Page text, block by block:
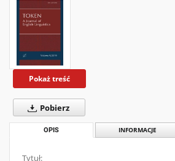
Pokaż treść
Pobierz
OPIS INFORMACJE
Tytuł: